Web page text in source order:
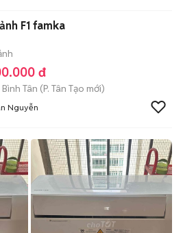
F1 famka
đ
Tân (P. Tân Tạo mới)
Nguyễn